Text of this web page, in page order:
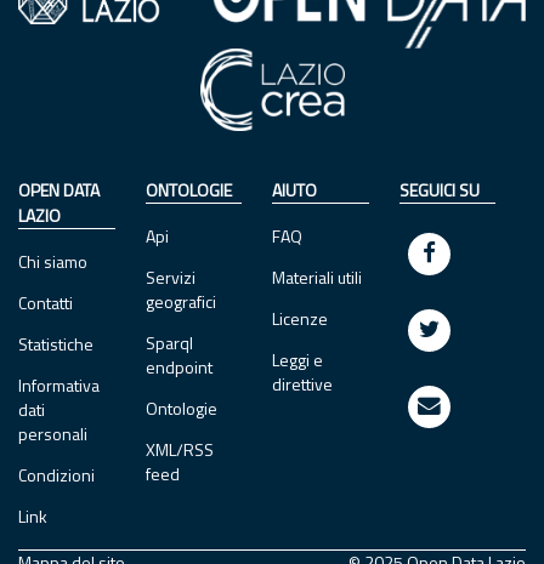
OPEN DATA
LAZIO
Chi siamo
Contatti
Statistiche
Informativa
dati
personali
Condizioni
Link
ONTOLOGIE
Api
Servizi
geografici
Sparql
endpoint
Ontologie
XML/RSS
feed
AIUTO
FAQ
Materiali utili
Licenze
Leggi e
direttive
SEGUICI SU